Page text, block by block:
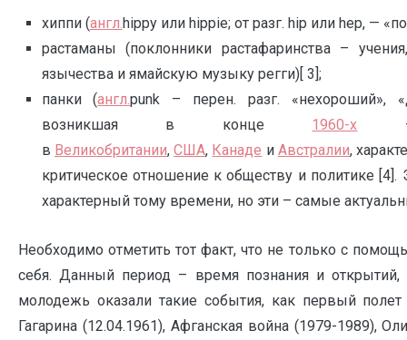
хиппи (англ.hippy или hippie; от разг. hip или hep, —
растаманы (поклонники растафаринства –
язычества и ямайскую музыку регги)[ 3];
панки (англ.punk – перен. разг. «нехороший»,
возникшая в конце 1960-х —
в Великобритании,США, Канаде и Австралии,
критическое отношение к обществу и политике [4].
характерный тому времени, но эти – самые
Необходимо отметить тот факт, что не только с
себя. Данный период – время познания и
молодежь оказали такие события, как первый
Гагарина (12.04.1961), Афганская война (1979-1989),